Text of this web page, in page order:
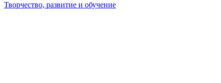
Творчество, развитие и обучение